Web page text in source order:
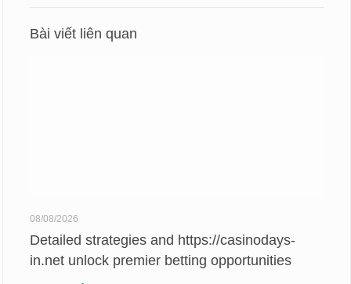
Bài viết liên quan
08/08/2026
Detailed strategies and https://casinodays-
in.net unlock premier betting opportunities